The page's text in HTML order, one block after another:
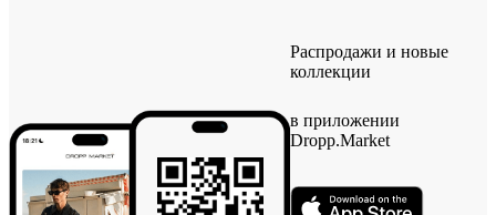
Распродажи и новые
коллекции
в приложении
Dropp.Market